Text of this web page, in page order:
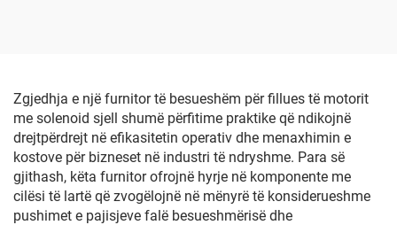
Zgjedhja e një furnitor të besueshëm për fillues të motorit
me solenoid sjell shumë përfitime praktike që ndikojnë
drejtpërdrejt në efikasitetin operativ dhe menaxhimin e
kostove për bizneset në industri të ndryshme. Para së
gjithash, këta furnitor ofrojnë hyrje në komponente me
cilësi të lartë që zvogëlojnë në mënyrë të konsiderueshme
pushimet e pajisjeve falë besueshmërisë dhe